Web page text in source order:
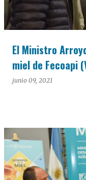
El Ministro
miel de Fecoapi
junio 09, 2021